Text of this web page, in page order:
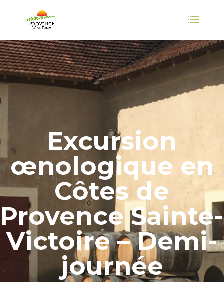
Excursion
œnologique en
Côtes de
Provence Sainte-
Victoire – Demi-
journée